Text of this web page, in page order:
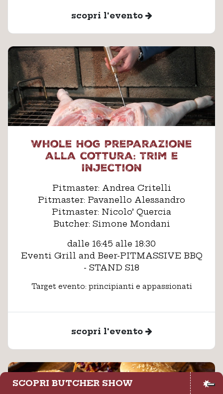
SCOPRI BUTCHER SHOW
scopri l'evento
Whole Hog preparazione
alla cottura: Trim e
Injection
Pitmaster: Andrea Critelli
Pitmaster: Pavanello Alessandro
Pitmaster: Nicolo’ Quercia
Butcher: Simone Mondani
dalle 16:45 alle 18:30
Eventi Grill and Beer-PITMASSIVE BBQ
- STAND S18
Target evento: principianti e appassionati
scopri l'evento